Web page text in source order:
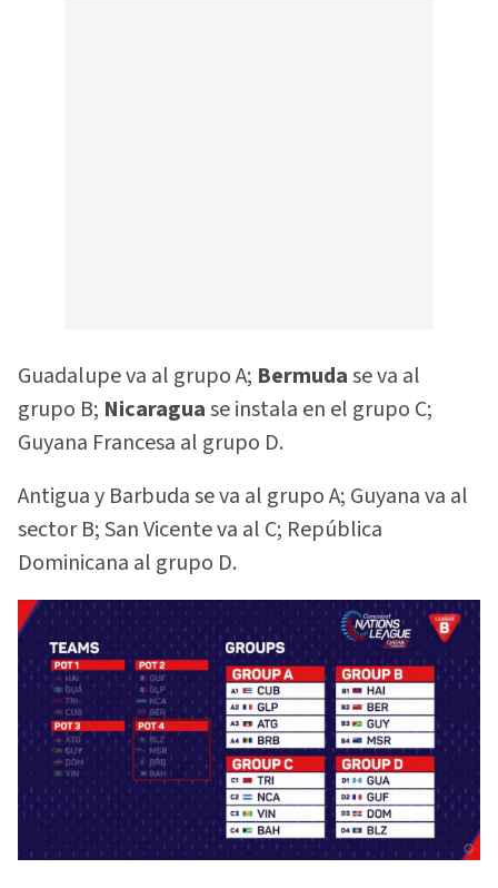
Guadalupe va al grupo A; Bermudase va al
grupo B; Nicaraguase instala en el grupo C;
Guyana Francesa al grupo D.
Antigua y Barbuda se va al grupo A; Guyana va al
sector B; San Vicente va al C; República
Dominicana al grupo D.